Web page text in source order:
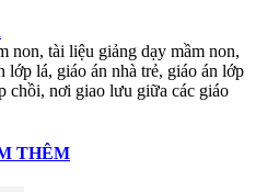
non, tài liệu giảng dạy mầm non,
lớp lá, giáo án nhà trẻ, giáo án lớp
chồi, nơi giao lưu giữa các giáo
THÊM